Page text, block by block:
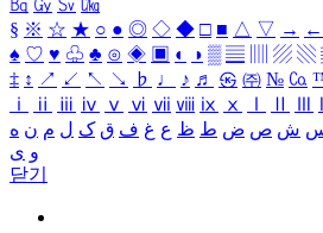
㏃ ㏉ ㏜ ㏆
§ ※ ☆ ★ ○ ● ◎ ◇ ◆ □ ■ △ ▽ → ←
♠ ♡ ♥ ♧ ♣ ⊙ ◈ ▣ ◐ ◑ ▒ ▤ ▨ ▧
‡ ↕ ↗ ↙ ↖ ↘ ♭ ♩ ♪ ♬ ㉿ ㈜ № ㏇
ⅰ
ⅱ ⅲ ⅳ ⅴ ⅵ ⅶ ⅷ ⅸ ⅹ
ش ص ض ط ظ ع غ ف ق ک ل م ن ه
و ی
닫기